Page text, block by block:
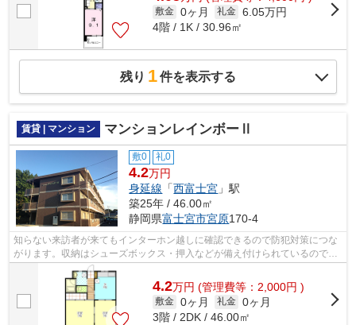
敷金 0ヶ月 礼金 6.05万円
4階 / 1K / 30.96㎡
残り 1件を表示する
賃貸 | マンション マンションレインボーⅡ
敷0 礼0
4.2万円
身延線 「西富士宮 」駅
築25年 / 46.00㎡
静岡県富士宮市宮原170-4
知らない来訪者が来てもインターホン越しに確認できるので防犯対策につな
がります。収納はシューズボックス・押入などが備え付けられているので、
衣類や日用品の収納に重宝します。こ...
4.2万円 (管理費等：2,000円 )
敷金 0ヶ月 礼金 0ヶ月
3階 / 2DK / 46.00㎡